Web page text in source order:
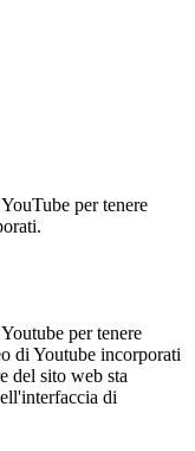
per tenere
per tenere
di Youtube incorporati
del sito web sta
di